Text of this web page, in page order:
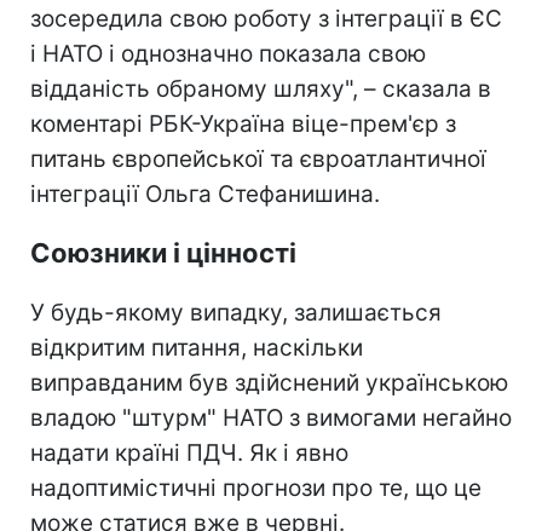
зосередила свою роботу з інтеграції в ЄС
і НАТО і однозначно показала свою
відданість обраному шляху", – сказала в
коментарі РБК-Україна віце-прем'єр з
питань європейської та євроатлантичної
інтеграції Ольга Стефанишина.
Союзники і цінності
У будь-якому випадку, залишається
відкритим питання, наскільки
виправданим був здійснений українською
владою "штурм" НАТО з вимогами негайно
надати країні ПДЧ. Як і явно
надоптимістичні прогнози про те, що це
може статися вже в червні.